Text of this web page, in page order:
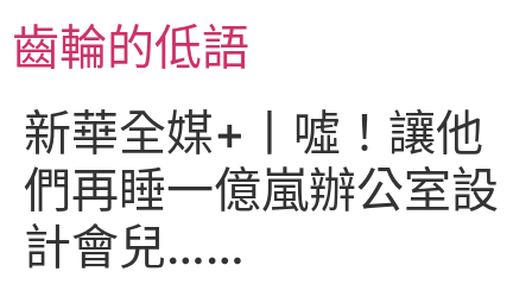
至
主齒輪的低語
新華全媒+丨噓！讓他
們再睡一億嵐辦公室設
計會兒……